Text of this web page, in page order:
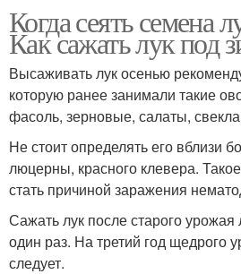
Когда сеять семена
Как сажать лук под
Высаживать лук осенью
которую ранее занимали такие
фасоль, зерновые, салаты,
Не стоит определять его вблизи
люцерны, красного клевера.
стать причиной заражения
Сажать лук после старого урожая
один раз. На третий год щедрого
следует.